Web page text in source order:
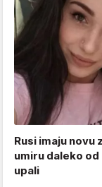
Rusi imaju
umiru daleko
upali